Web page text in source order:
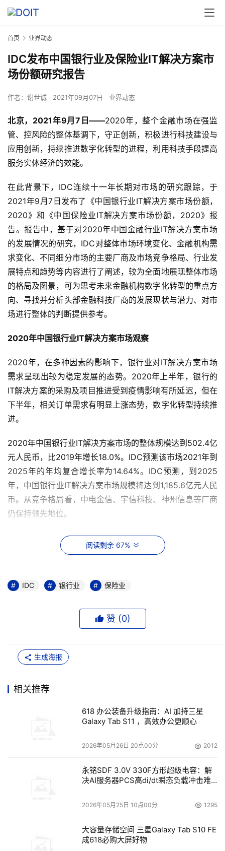
首页 业界动态
IDC发布中国银行业及保险业IT解决方案市
场份额研究报告
作者： 谢世诚 2021年09月07日 业界动态
北京，2021年9月7日——2020年，整个金融市场在强监
管、控风险的整体基调下，守正创新，积极进行科技建设与
应用创新，持续推进数字化转型的进程，利用科技手段提高
服务实体经济的效能。
在此背景下，IDC连续十一年长期对市场的研究跟踪，于
2021年9月7日发布了《中国银行业IT解决方案市场份额，
2020》和《中国保险业IT解决方案市场份额，2020》报
告。报告中，基于对2020年中国金融行业IT解决方案市场
的发展情况的研究，IDC对整体市场环境变化、金融机构需
求变化、不同细分市场的主要厂商及市场竞争格局、行业发
展特点和趋势等内容进行了阐述，较为全面地展现整体市场
的格局及图景，可为思考未来金融机构数字化转型的重点方
向、寻找并分析头部金融科技厂商的发展现状与潜力、对市
场进行整体的判断提供参考。
2020年中国银行业IT解决方案市场观察
2020年，在多种因素的影响下，银行业对IT解决方案市场
需求呈现出较为稳定发展的态势。2020年上半年，银行的
IT解决方案的采购及项目推进受到疫情影响有所延迟，但在
下半年，相关订单需求有明显上涨态势，数字化转型持续推
进。
2020年中国银行业IT解决方案市场的整体规模达到502.4亿
元人民币，比2019年增长18.0%。IDC预测该市场2021年到
2025年的年均复合增长率为14.64%。IDC预测，到2025
年，中国银行业IT解决方案市场规模将达到1,185.6亿元人民
币。从竞争格局看，中电金信、宇信科技、神州信息等厂商
仍保持领先地位。
分布式核心升级改造与外围系统的配套改造仍是各大银行投
仍然保持稳定增长，近两年会呈现快速增长的态势，目前的
主要驱动因素来自于分布式改造中的主机下移建设；同时信
构，信贷系统中台化重构需求增加。
营与管理。利用大数据、人工智能、区块链等技术赋能营销
获客、风控等能力，提高对数据的管理与分析利用水平，加
快零售转型和交易银行等各项业务能力建设。
生态场景建设作为银行开拓外延式拓展的机会得到重视。尤
了刺激，银行积极探索更多创新性的服务模式，提升开放服
2020年，在多项保险监管政策、疫情影响与刺激、保险业
阅读剩余 67%
IDC 银行业 保险业
赞 (0)
生成海报
相关推荐
618 办公装备升级指南：AI 加持三星
Galaxy Tab S11 ，高效办公更顺心
2026年05月26日 20点00分 2012
永铭SDF 3.0V 330F方形超级电容：解
决AI服务器PCS高di/dt瞬态负载冲击难
2026年05月25日 10点00分 1295
大容量存储空间 三星Galaxy Tab S10 FE
成618必购大屏好物